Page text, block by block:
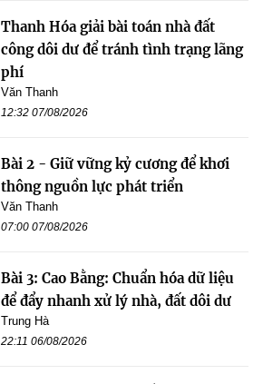
Thanh Hóa giải bài toán nhà đất
công dôi dư để tránh tình trạng lãng
phí
Văn Thanh
12:32 07/08/2026
Bài 2 - Giữ vững kỷ cương để khơi
thông nguồn lực phát triển
Văn Thanh
07:00 07/08/2026
Bài 3: Cao Bằng: Chuẩn hóa dữ liệu
để đẩy nhanh xử lý nhà, đất dôi dư
Trung Hà
22:11 06/08/2026